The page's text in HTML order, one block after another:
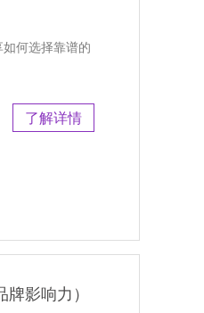
何选择靠谱的
了解详情
影响力）